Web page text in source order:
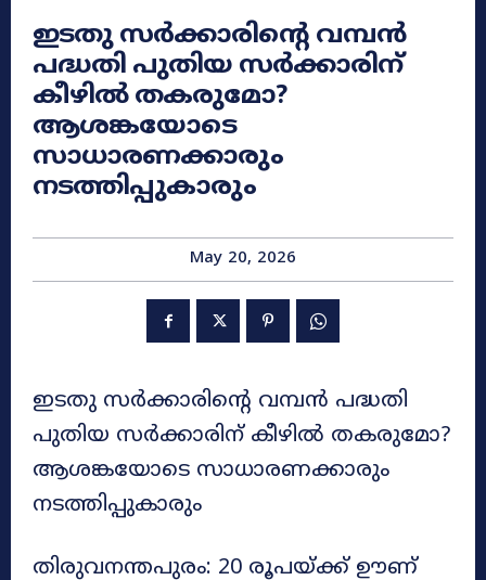
ഇടതു സർക്കാരിന്റെ വമ്പൻ
പദ്ധതി പുതിയ സർക്കാരിന്
കീഴിൽ തകരുമോ?
ആശങ്കയോടെ
സാധാരണക്കാരും
നടത്തിപ്പുകാരും
May 20, 2026
ഇടതു സർക്കാരിന്റെ വമ്പൻ പദ്ധതി
പുതിയ സർക്കാരിന് കീഴിൽ തകരുമോ?
ആശങ്കയോടെ സാധാരണക്കാരും
നടത്തിപ്പുകാരും
തിരുവനന്തപുരം: 20 രൂപയ്ക്ക് ഊണ്